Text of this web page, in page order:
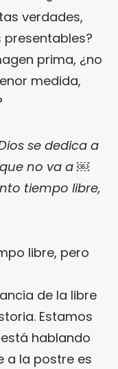
verdades,
prima, ¿no
medida,
se dedica a
no va a ￼
tiempo libre,
libre, pero
de la libre
Estamos
hablando
a la postre es